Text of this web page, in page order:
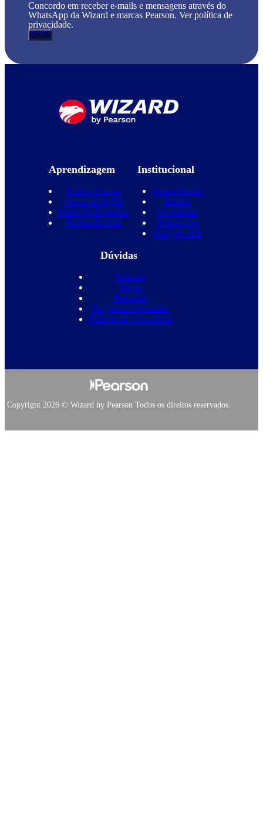
Concordo em receber e-mails e mensagens através do
WhatsApp da Wizard e marcas Pearson. Ver política de
privacidade.
Aprendizagem
Nossos Cursos
Curso de Inglês
Curso de Espanhol
Nossas Escolas
Institucional
Quem Somos
Equipe
Novidades
Promoções
Blog Wizard
Dúvidas
Contato
Vagas
Parcerias
Perguntas frequentes
Política de privacidade
Copyright 2026 © Wizard by Pearson Todos os direitos reservados.